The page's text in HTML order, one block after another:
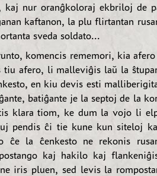
kaj nur oranĝkoloraj ekbriloj de
kaftanon, la plu flirtantan
sveda soldato...
komencis rememori, kia afero
tiu afero, li malleviĝis laŭ la
en kiu devis esti
batiĝante je la septoj de la
klara tiom, ke dum la vojo li
pendis ĉi tie kune kun siteloj
ĉe la ĉenkesto ne rekonis
kaj hakilo kaj
iris pluen, sed levis la